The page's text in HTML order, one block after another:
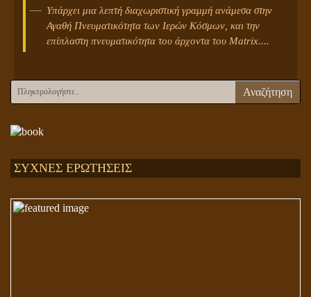
Υπάρχει μια λεπτή διαχωριστική γραμμή ανάμεσα στην
Αγαθή Πνευματικότητα των Ιερών Κόσμων, και την
επίπλαστη πνευματικότητα του άρχοντα του Matrix....
Αναζήτηση
ΣΥΧΝΕΣ ΕΡΩΤΗΣΕΙΣ